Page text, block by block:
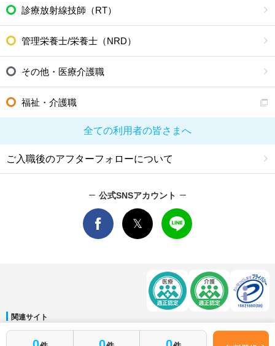
診療放射線技師（RT）
管理栄養士/栄養士（NRD）
その他・医療介護職
福祉・介護職
全ての利用者の皆さまへ
ご入職後のアフターフォローについて
公式SNSアカウント
関連サイト
マイナビDOCTOR│マイナビ看護師│マイナビ薬剤師│マイナビ保育士